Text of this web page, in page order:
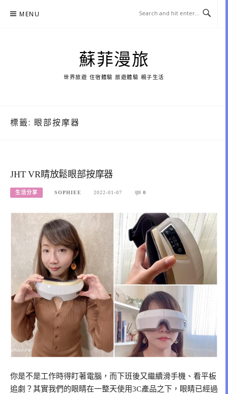
MENU
蘇菲漫旅
世界旅遊 住宿體驗 旅遊體驗 親子生活
標籤: 眼部按摩器
JHT VR睛放鬆眼部按摩器
生活分享 SOPHIEE 2022-01-07 0
你是不是工作時得盯著電腦，而下班後又繼續滑手機、看平板
追劇？其實我們的眼睛在一整天使用3C產品之下，眼睛已經過